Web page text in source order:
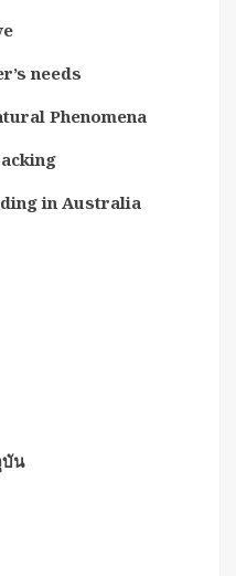
needs
Phenomena
in Australia
บัน